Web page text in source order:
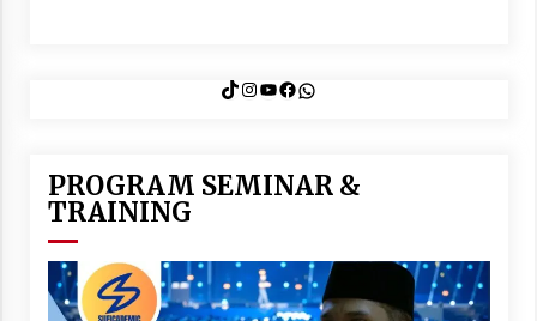
TikTok
Instagram
YouTube
Facebook
WhatsApp
PROGRAM SEMINAR &
TRAINING